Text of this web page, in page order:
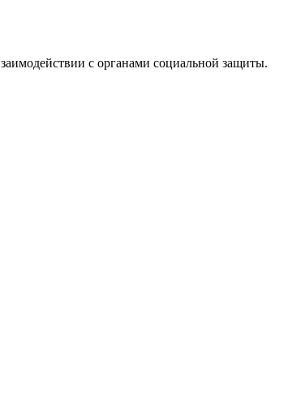
с органами социальной защиты.